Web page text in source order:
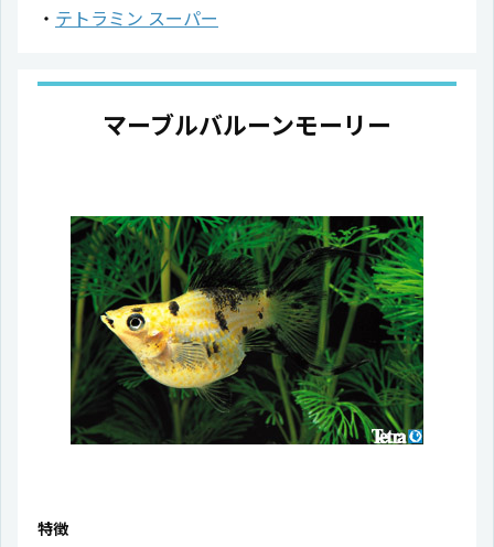
テトラミン スーパー
マーブルバルーンモーリー
特徴